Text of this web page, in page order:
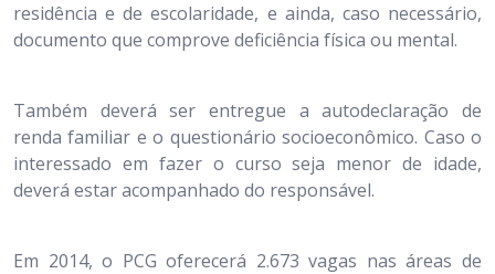
residência e de escolaridade, e ainda, caso necessário,
documento que comprove deficiência física ou mental.
Também deverá ser entregue a autodeclaração de
renda familiar e o questionário socioeconômico. Caso o
interessado em fazer o curso seja menor de idade,
deverá estar acompanhado do responsável.
Em 2014, o PCG oferecerá 2.673 vagas nas áreas de